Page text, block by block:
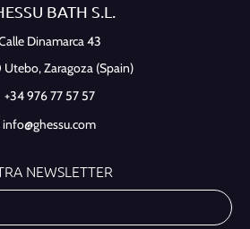
BATH S.L.
Dinamarca 43
Utebo,Zaragoza (Spain)
+34 976 77 57 57
info@ghessu.com
NEWSLETTER